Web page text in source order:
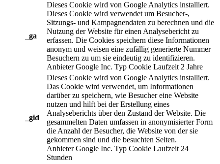
_ga
Dieses Cookie wird von Google Analytics installiert.
Dieses Cookie wird verwendet um Besucher-,
Sitzungs- und Kampagnendaten zu berechnen und die
Nutzung der Website für einen Analysebericht zu
erfassen. Die Cookies speichern diese Informationen
anonym und weisen eine zufällig generierte Nummer
Besuchern zu um sie eindeutig zu identifizieren.
Anbieter Google Inc. Typ Cookie Laufzeit 2 Jahre
_gid
Dieses Cookie wird von Google Analytics installiert.
Das Cookie wird verwendet, um Informationen
darüber zu speichern, wie Besucher eine Website
nutzen und hilft bei der Erstellung eines
Analyseberichts über den Zustand der Website. Die
gesammelten Daten umfassen in anonymisierter Form
die Anzahl der Besucher, die Website von der sie
gekommen sind und die besuchten Seiten.
Anbieter Google Inc. Typ Cookie Laufzeit 24
Stunden